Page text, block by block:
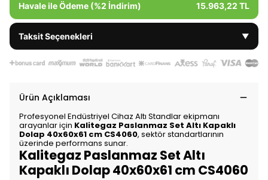
Havale ile Ödeme (%2 İndirim) 15.963,22 TL
Taksit Seçenekleri ▼
Ürün Açıklaması
Profesyonel Endüstriyel Cihaz Altı Standlar ekipmanı
arayanlar için Kalitegaz Paslanmaz Set Altı Kapaklı
Dolap 40x60x61 cm CS4060, sektör standartlarının
üzerinde performans sunar.
Kalitegaz Paslanmaz Set Altı
Kapaklı Dolap 40x60x61 cm CS4060